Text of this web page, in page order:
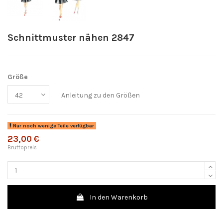
Schnittmuster nähen 2847
Größe
Anleitung zu den Größen
Nur noch wenige Teile verfügbar
23,00 €
Bruttopreis
In den Warenkorb